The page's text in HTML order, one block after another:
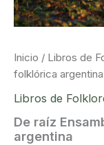
Inicio / Libros de
folklórica argentina
Libros de
De raíz
argentina